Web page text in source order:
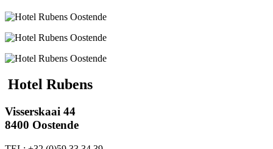
Hotel Rubens
Visserskaai 44
8400 Oostende